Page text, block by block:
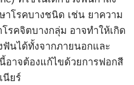
าโรคบางชนิด เช่น ยาความ
รคจิตบางกลุ่ม อาจทำให้เกิด
ฟันได้ทั้งจากภายนอกและ
าจต้องแก้ไขด้วยการฟอกสี
นียร์